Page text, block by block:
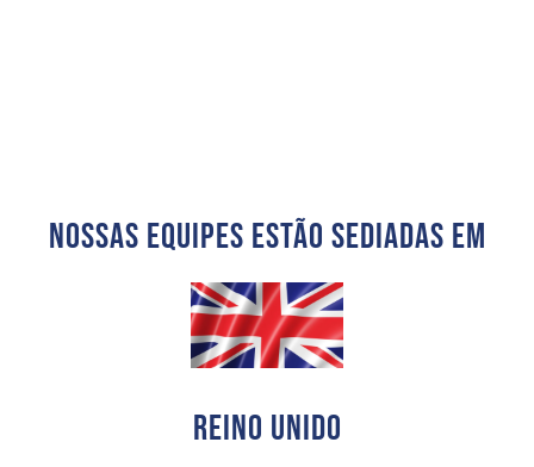
Nossas Equipes Estão Sediadas Em
Reino Unido